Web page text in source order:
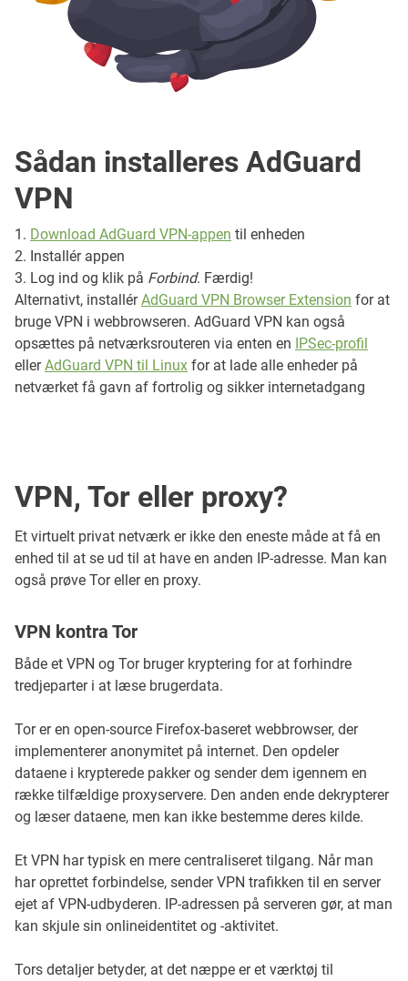
Sådan installeres AdGuard
VPN
Download AdGuard VPN-appen til enheden
Installér appen
Log ind og klik på Forbind. Færdig!
Alternativt, installérAdGuard VPN Browser Extension for at
bruge VPN i webbrowseren. AdGuard VPN kan også
opsættes på netværksrouteren via enten en IPSec-profil
ellerAdGuard VPN til Linux for at lade alle enheder på
netværket få gavn af fortrolig og sikker internetadgang
VPN, Tor eller proxy?
Et virtuelt privat netværk er ikke den eneste måde at få en
enhed til at se ud til at have en anden IP-adresse. Man kan
også prøve Tor eller en proxy.
VPN kontra Tor
Både et VPN og Tor bruger kryptering for at forhindre
tredjeparter i at læse brugerdata.
Tor er en open-source Firefox-baseret webbrowser, der
implementerer anonymitet på internet. Den opdeler
dataene i krypterede pakker og sender dem igennem en
række tilfældige proxyservere. Den anden ende dekrypterer
og læser dataene, men kan ikke bestemme deres kilde.
Et VPN har typisk en mere centraliseret tilgang. Når man
har oprettet forbindelse, sender VPN trafikken til en server
ejet af VPN-udbyderen. IP-adressen på serveren gør, at man
kan skjule sin onlineidentitet og -aktivitet.
Tors detaljer betyder, at det næppe er et værktøj til